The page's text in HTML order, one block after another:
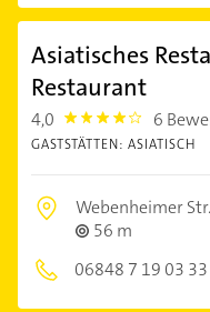
Asiatisches
Restaurant
4,0 4.0 6
GASTSTÄTTEN: ASIATISCH
Webenheimer
56 m
06848 7 19 03 33